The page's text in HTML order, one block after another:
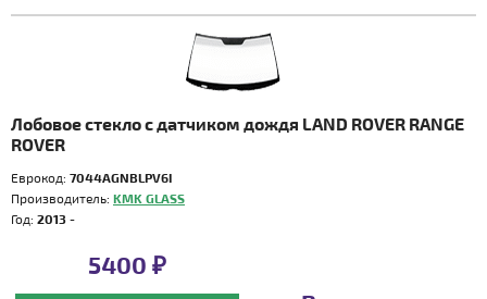
Лобовое стекло с датчиком дождя LAND ROVER RANGE
ROVER
Еврокод: 7044AGNBLPV6I
Производитель: KMK GLASS
Год: 2013 -
5400 ₽